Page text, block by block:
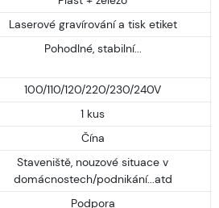
Laserové gravírování a tisk etiket
Pohodlné, stabilní...
100/110/120/220/230/240V
1 kus
Čína
Staveniště, nouzové situace v
domácnostech/podnikání...atd
Podpora